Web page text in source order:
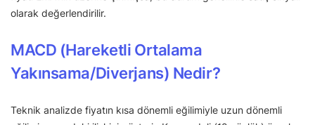
olarak değerlendirilir.
MACD (Hareketli Ortalama
Yakınsama/Diverjans) Nedir?
Teknik analizde fiyatın kısa dönemli eğilimiyle uzun dönemli